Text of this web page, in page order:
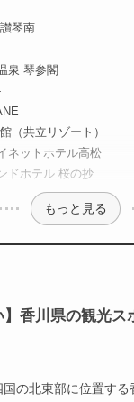
琴南
泉 琴参閣
（共立リゾート）
ネットホテル高松
ドホテル 桜の抄
もっと見る
】香川県の観光
の北東部に位置する